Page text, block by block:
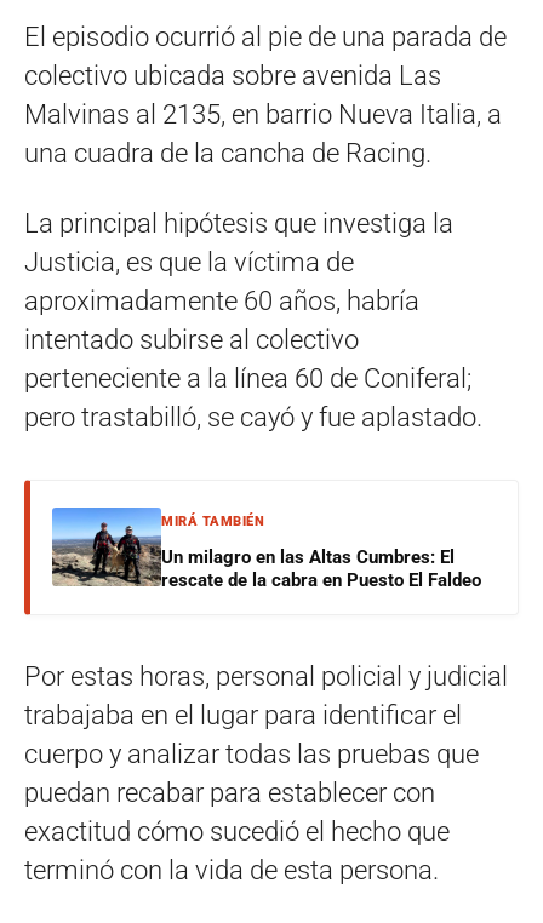
El episodio ocurrió al pie de una parada de
colectivo ubicada sobre avenida Las
Malvinas al 2135, en barrio Nueva Italia, a
una cuadra de la cancha de Racing.
La principal hipótesis que investiga la
Justicia, es que la víctima de
aproximadamente 60 años, habría
intentado subirse al colectivo
perteneciente a la línea 60 de Coniferal;
pero trastabilló, se cayó y fue aplastado.
MIRÁ TAMBIÉN
Un milagro en las Altas Cumbres: El
rescate de la cabra en Puesto El Faldeo
Por estas horas, personal policial y judicial
trabajaba en el lugar para identificar el
cuerpo y analizar todas las pruebas que
puedan recabar para establecer con
exactitud cómo sucedió el hecho que
terminó con la vida de esta persona.